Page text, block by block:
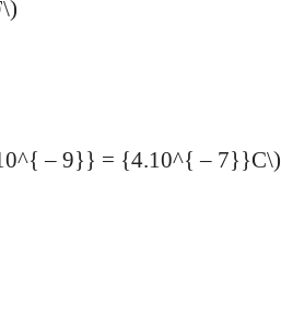
– 9}} = {4.10^{ – 7}}C\)